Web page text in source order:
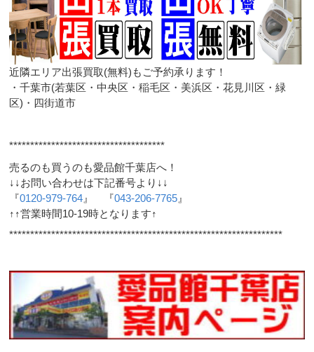
近隣エリア出張買取(無料)もご予約承ります！
・千葉市(若葉区・中央区・稲毛区・美浜区・花見川区・緑
区)・四街道市
*************************************
売るのも買うのも愛品館千葉店へ！
↓↓お問い合わせは下記番号より↓↓
『0120-979-764 』 『043-206-7765 』
↑↑営業時間10-19時となります↑
*****************************************************************